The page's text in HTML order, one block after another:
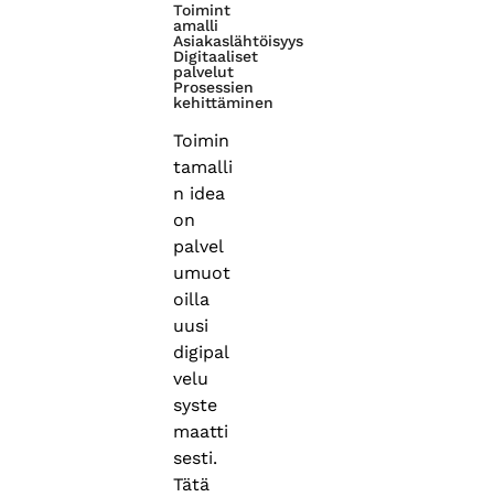
Toimint
amalli
Asiakaslähtöisyys
Digitaaliset
palvelut
Prosessien
kehittäminen
Toimin
tamalli
n idea
on
palvel
umuot
oilla
uusi
digipal
velu
syste
maatti
sesti.
Tätä